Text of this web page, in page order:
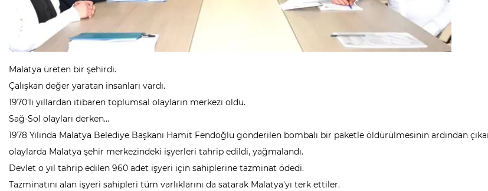
Malatya üreten bir şehirdi.
Çalışkan değer yaratan insanları vardı.
1970'li yıllardan itibaren toplumsal olayların merkezi oldu.
Sağ-Sol olayları derken...
1978 Yılında Malatya Belediye Başkanı Hamit Fendoğlu gönderilen bombalı bir paketle öldürülmesinin ardından
olaylarda Malatya şehir merkezindeki işyerleri tahrip edildi, yağmalandı.
Devlet o yıl tahrip edilen 960 adet işyeri için sahiplerine tazminat ödedi.
Tazminatını alan işyeri sahipleri tüm varlıklarını da satarak Malatya'yı terk ettiler.